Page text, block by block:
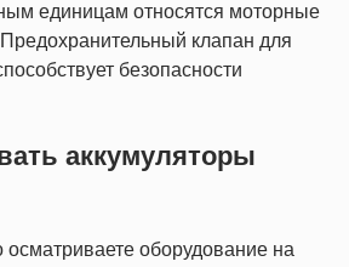
единицам относятся моторные
клапан для
безопасности
аккумуляторы
осматриваете оборудование на